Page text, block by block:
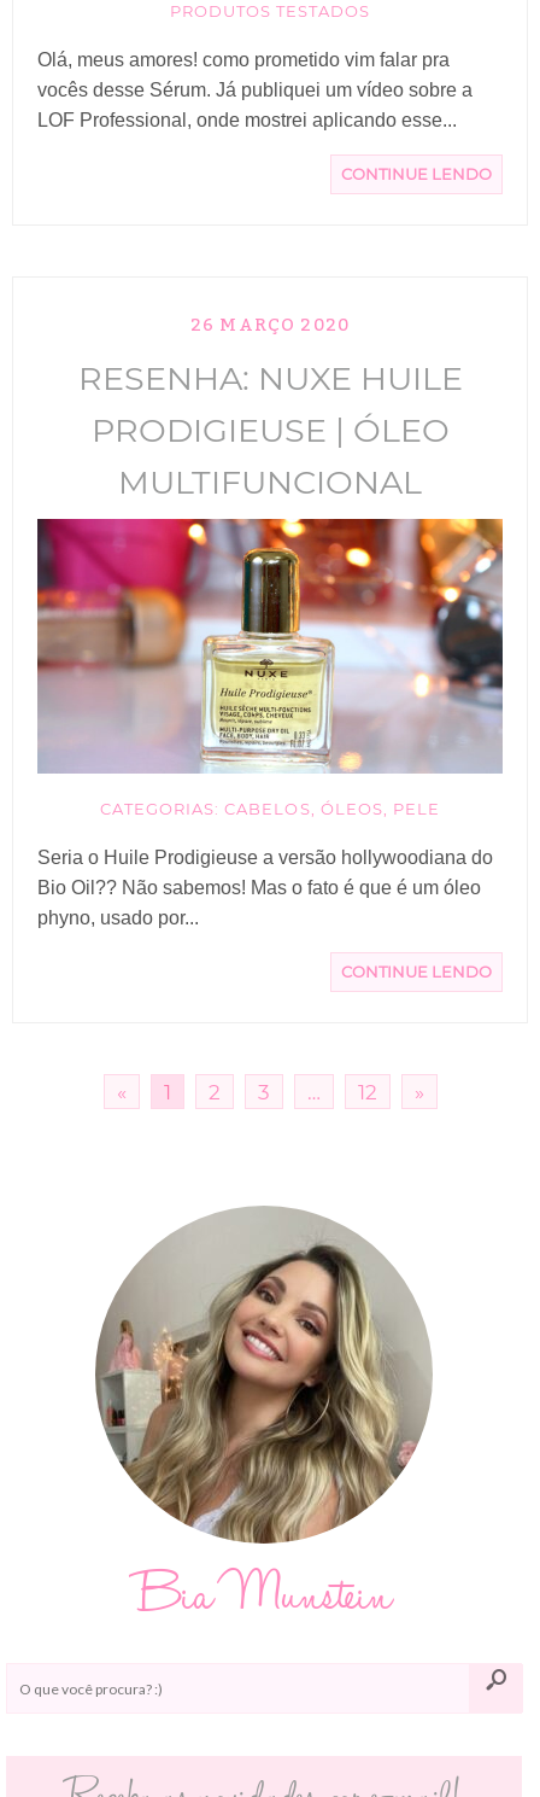
PRODUTOS TESTADOS
Olá, meus amores! como prometido vim falar pra
vocês desse Sérum. Já publiquei um vídeo sobre a
LOF Professional, onde mostrei aplicando esse...
CONTINUE LENDO
26 MARÇO 2020
RESENHA: NUXE HUILE
PRODIGIEUSE | ÓLEO
MULTIFUNCIONAL
CATEGORIAS:CABELOS ÓLEOS PELE
Seria o Huile Prodigieuse a versão hollywoodiana do
Bio Oil?? Não sabemos! Mas o fato é que é um óleo
phyno, usado por...
CONTINUE LENDO
« 1 2 3 … 12 »
Bia Munstein